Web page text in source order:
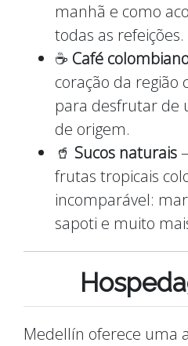
manhã e como
todas as refeições.
☕ Café
coração da região
para desfrutar de
de origem.
🥤 Sucos naturais
frutas tropicais
incomparável:
sapoti e muito
Medellín oferece uma